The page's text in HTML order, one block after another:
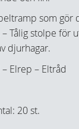
som gör
Tålig stolpe för
djurhagar.
Elrep – Eltråd
20 st.